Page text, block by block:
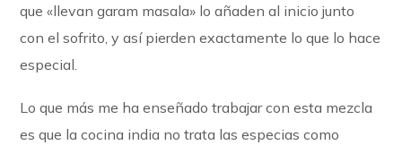
que «llevan garam masala» lo añaden al inicio junto
con el sofrito, y así pierden exactamente lo que lo hace
especial.
Lo que más me ha enseñado trabajar con esta mezcla
es que la cocina india no trata las especias como